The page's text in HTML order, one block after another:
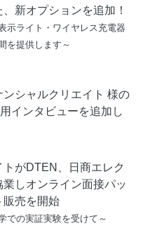
新オプションを追加！
示ライト・ワイヤレス充電器
を提供します～
シャルクリエイト 様の
インタビューを追加し
がDTEN、日商エレク
業しオンライン面接パッ
販売を開始
での実証実験を受けて～